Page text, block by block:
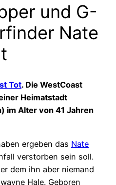
und G-
Nate
Tot. Die WestCoast
Heimatstadt
im Alter von 41 Jahren
ergeben das Nate
verstorben sein soll.
dem ihn aber niemand
Hale. Geboren